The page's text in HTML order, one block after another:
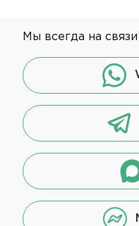
Мы всегда на связи